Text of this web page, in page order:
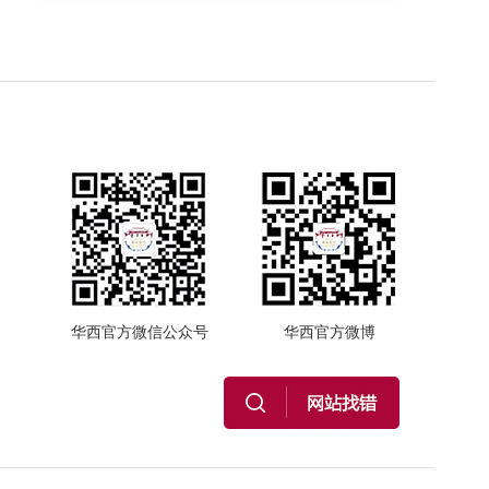
华西官方微信公众号 华西官方微博